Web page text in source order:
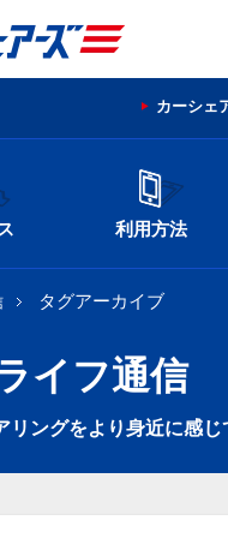
カーシェ
利用方法
タグアーカイブ
イフ通信
リングをより身近に感